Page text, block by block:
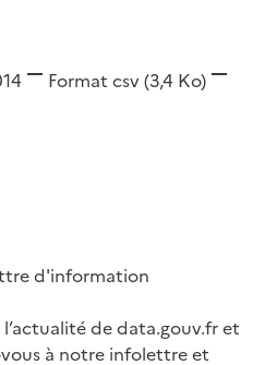
Format csv(3,4 Ko)
d'information
de data.gouv.fr et
à notre infolettre et